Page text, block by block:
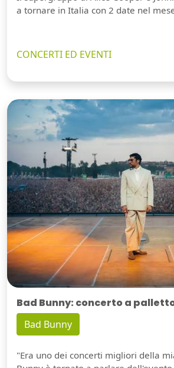
a tornare in Italia con 2 date nel
CONCERTI ED EVENTI
Bad Bunny: concerto a
Bad Bunny
"Era uno dei concerti migliori della